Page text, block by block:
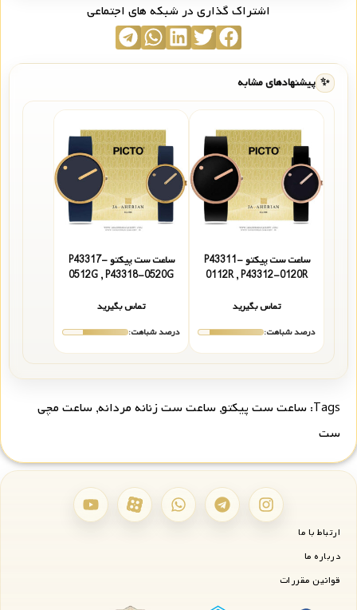
اشتراک گذاری در شبکه های اجتماعی
✨ پیشنهادهای مشابه
ساعت ست پیکتو P43311-
0112R , P43312-0120R
تماس بگیرید
درصد شباهت:
ساعت ست پیکتو P43317-
0512G , P43318-0520G
تماس بگیرید
درصد شباهت:
Tags: ساعت ست پیکتو, ساعت ست زنانه مردانه, ساعت مچی
ست
ارتباط با ما
درباره ما
قوانین مقررات